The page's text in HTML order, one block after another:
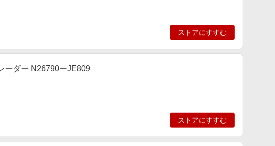
ストアにすすむ
ーダー N26790ーJE809
ストアにすすむ